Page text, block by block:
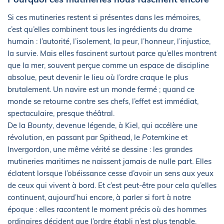
Si ces mutineries restent si présentes dans les mémoires,
c’est qu’elles combinent tous les ingrédients du drame
humain : l’autorité, l’isolement, la peur, l’honneur, l’injustice,
la survie. Mais elles fascinent surtout parce qu’elles montrent
que la mer, souvent perçue comme un espace de discipline
absolue, peut devenir le lieu où l’ordre craque le plus
brutalement. Un navire est un monde fermé ; quand ce
monde se retourne contre ses chefs, l’effet est immédiat,
spectaculaire, presque théâtral.
De la Bounty, devenue légende, à Kiel, qui accélère une
révolution, en passant par Spithead, le Potemkine et
Invergordon, une même vérité se dessine : les grandes
mutineries maritimes ne naissent jamais de nulle part. Elles
éclatent lorsque l’obéissance cesse d’avoir un sens aux yeux
de ceux qui vivent à bord. Et c’est peut-être pour cela qu’elles
continuent, aujourd’hui encore, à parler si fort à notre
époque : elles racontent le moment précis où des hommes
ordinaires décident que l’ordre établi n’est plus tenable.